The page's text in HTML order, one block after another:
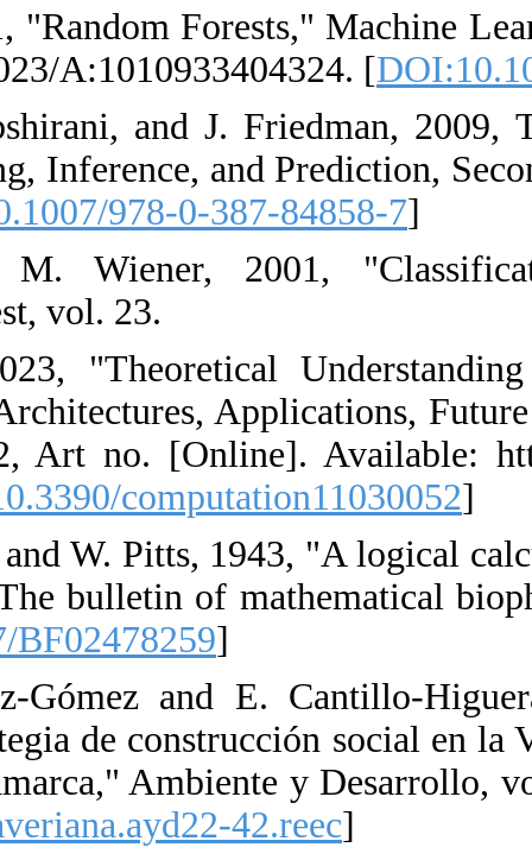
39. L.
32, Art no.,
40. T. Hastie,
Learning: Data
in Statistics). [
41. A. Liaw
42. M. M.
Network:
vol. 11, no. 3,
3197/11/3/52. [
43. W. S.
in nervous
44. R. C.
ecológica
de Guaduas,
no. [